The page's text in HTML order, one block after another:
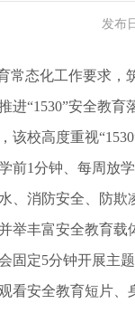
发布
常态化工作要求
进“1530”安全教
该校高度重视
前1分钟、每周放
、消防安全、防
举丰富安全教育
固定5分钟开展主
看安全教育短片